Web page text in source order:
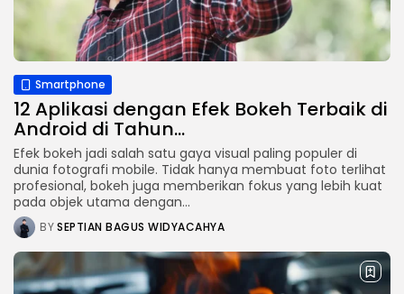
Smartphone
12 Aplikasi dengan Efek Bokeh Terbaik di
Android di Tahun...
Efek bokeh jadi salah satu gaya visual paling populer di
dunia fotografi mobile. Tidak hanya membuat foto terlihat
profesional, bokeh juga memberikan fokus yang lebih kuat
pada objek utama dengan...
BYSEPTIAN BAGUS WIDYACAHYA